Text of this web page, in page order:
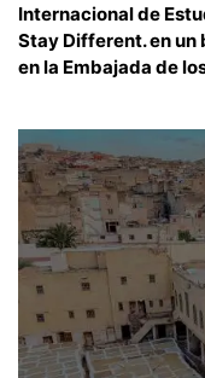
Internacional de
Stay Different. en
en la Embajada de los